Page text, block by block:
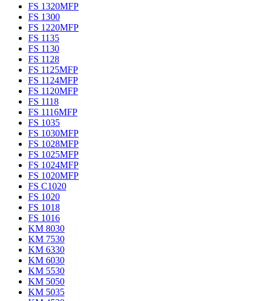
FS 1320MFP
FS 1300
FS 1220MFP
FS 1135
FS 1130
FS 1128
FS 1125MFP
FS 1124MFP
FS 1120MFP
FS 1118
FS 1116MFP
FS 1035
FS 1030MFP
FS 1028MFP
FS 1025MFP
FS 1024MFP
FS 1020MFP
FS C1020
FS 1020
FS 1018
FS 1016
KM 8030
KM 7530
KM 6330
KM 6030
KM 5530
KM 5050
KM 5035